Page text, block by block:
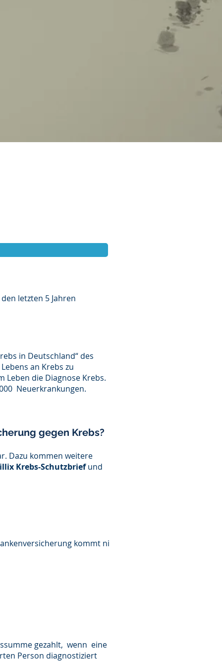
letzten 5 Jahren
in Deutschland“ des
an Krebs zu
Leben die Diagnose Krebs.
Neuerkrankungen.
gegen Krebs?
Dazu kommen weitere
Krebs-Schutzbriefund
kommt ni
gezahlt, wenn eine
Person diagnostiziert